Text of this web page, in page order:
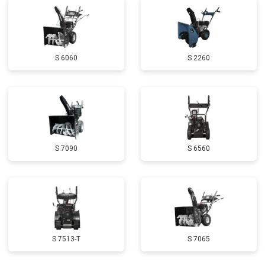
Замена маховика от 3050 ₽ Заказать
Замена шины на колесном диске от 2000 ₽
Ремонт электропроводки от 3150 ₽ Заказать
Полное ТО от 4900 ₽
Ремонт привода от 3250 ₽
Замена свечей зажигания от 1820 ₽ Заказать
Демонтаж-монтаж двигателя от 6400 ₽
Ремонт сцепления от 3800 ₽ Заказать
S 6060 S 2260
S 7090 S 6560
S 7513-T S 7065